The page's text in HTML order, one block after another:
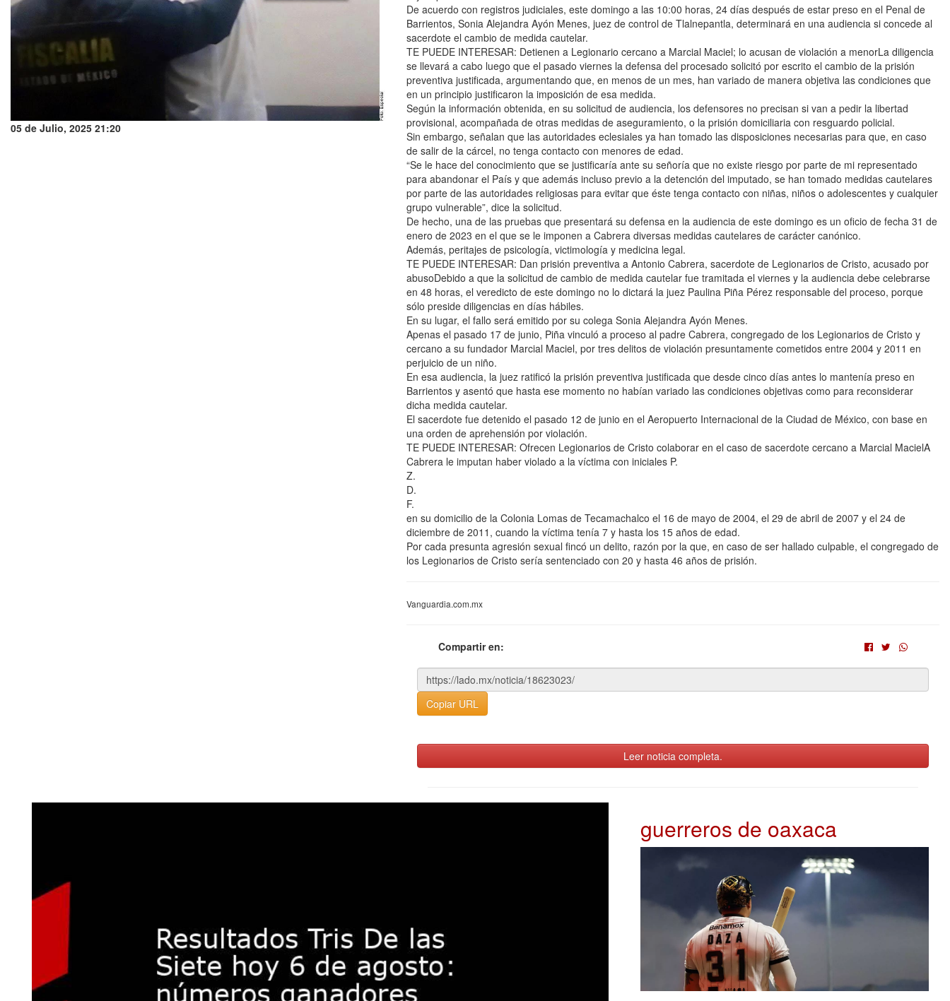
05 de Julio, 2025 21:20
De acuerdo con registros judiciales, este domingo a las 10:00 horas, 24 días después de estar preso en el Penal de
Barrientos, Sonia Alejandra Ayón Menes, juez de control de Tlalnepantla, determinará en una audiencia si concede al
sacerdote el cambio de medida cautelar.
TE PUEDE INTERESAR: Detienen a Legionario cercano a Marcial Maciel; lo acusan de violación a menorLa diligencia
se llevará a cabo luego que el pasado viernes la defensa del procesado solicitó por escrito el cambio de la prisión
preventiva justificada, argumentando que, en menos de un mes, han variado de manera objetiva las condiciones que
en un principio justificaron la imposición de esa medida.
Según la información obtenida, en su solicitud de audiencia, los defensores no precisan si van a pedir la libertad
provisional, acompañada de otras medidas de aseguramiento, o la prisión domiciliaria con resguardo policial.
Sin embargo, señalan que las autoridades eclesiales ya han tomado las disposiciones necesarias para que, en caso
de salir de la cárcel, no tenga contacto con menores de edad.
“Se le hace del conocimiento que se justificaría ante su señoría que no existe riesgo por parte de mi representado
para abandonar el País y que además incluso previo a la detención del imputado, se han tomado medidas cautelares
por parte de las autoridades religiosas para evitar que éste tenga contacto con niñas, niños o adolescentes y cualquier
grupo vulnerable”, dice la solicitud.
De hecho, una de las pruebas que presentará su defensa en la audiencia de este domingo es un oficio de fecha 31 de
enero de 2023 en el que se le imponen a Cabrera diversas medidas cautelares de carácter canónico.
Además, peritajes de psicología, victimología y medicina legal.
TE PUEDE INTERESAR: Dan prisión preventiva a Antonio Cabrera, sacerdote de Legionarios de Cristo, acusado por
abusoDebido a que la solicitud de cambio de medida cautelar fue tramitada el viernes y la audiencia debe celebrarse
en 48 horas, el veredicto de este domingo no lo dictará la juez Paulina Piña Pérez responsable del proceso, porque
sólo preside diligencias en días hábiles.
En su lugar, el fallo será emitido por su colega Sonia Alejandra Ayón Menes.
Apenas el pasado 17 de junio, Piña vinculó a proceso al padre Cabrera, congregado de los Legionarios de Cristo y
cercano a su fundador Marcial Maciel, por tres delitos de violación presuntamente cometidos entre 2004 y 2011 en
perjuicio de un niño.
En esa audiencia, la juez ratificó la prisión preventiva justificada que desde cinco días antes lo mantenía preso en
Barrientos y asentó que hasta ese momento no habían variado las condiciones objetivas como para reconsiderar
dicha medida cautelar.
El sacerdote fue detenido el pasado 12 de junio en el Aeropuerto Internacional de la Ciudad de México, con base en
una orden de aprehensión por violación.
TE PUEDE INTERESAR: Ofrecen Legionarios de Cristo colaborar en el caso de sacerdote cercano a Marcial MacielA
Cabrera le imputan haber violado a la víctima con iniciales P.
Z.
D.
F.
en su domicilio de la Colonia Lomas de Tecamachalco el 16 de mayo de 2004, el 29 de abril de 2007 y el 24 de
diciembre de 2011, cuando la víctima tenía 7 y hasta los 15 años de edad.
Por cada presunta agresión sexual fincó un delito, razón por la que, en caso de ser hallado culpable, el congregado de
los Legionarios de Cristo sería sentenciado con 20 y hasta 46 años de prisión.
Vanguardia.com.mx
Compartir en:
Copiar URL
Leer noticia completa.
guerreros de oaxaca